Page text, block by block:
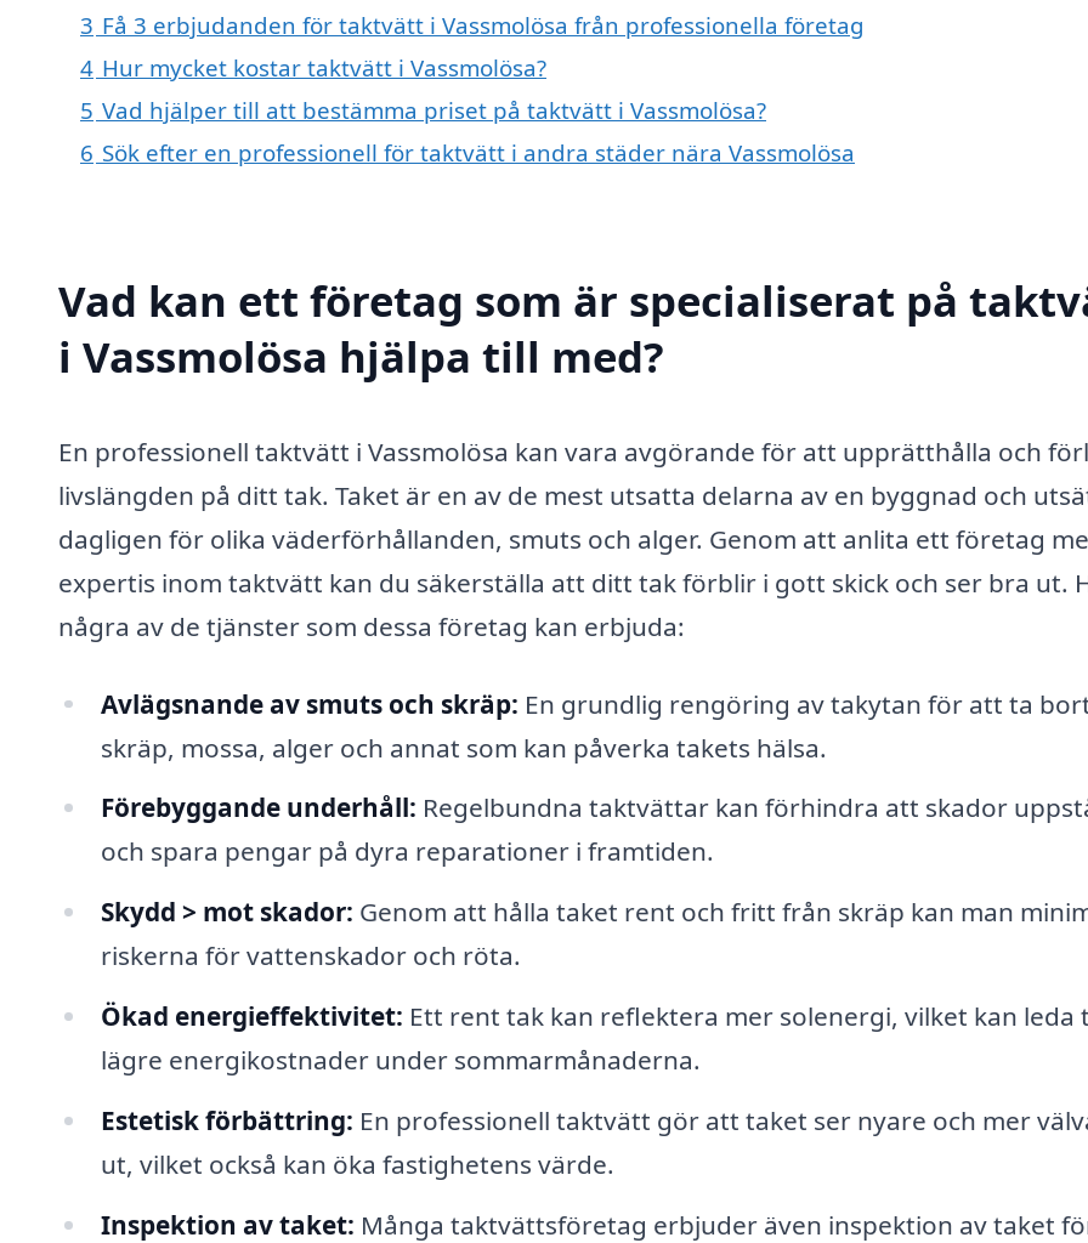
3 Få 3 erbjudanden för taktvätt i Vassmolösa från professionella företag
4 Hur mycket kostar taktvätt i Vassmolösa?
5 Vad hjälper till att bestämma priset på taktvätt i Vassmolösa?
6 Sök efter en professionell för taktvätt i andra städer nära Vassmolösa
Vad kan ett företag som är specialiserat på
i Vassmolösa hjälpa till med?
En professionell taktvätt i Vassmolösa kan vara avgörande för att upprätthålla och
livslängden på ditt tak. Taket är en av de mest utsatta delarna av en byggnad och
dagligen för olika väderförhållanden, smuts och alger. Genom att anlita ett företag
expertis inom taktvätt kan du säkerställa att ditt tak förblir i gott skick och ser bra ut.
några av de tjänster som dessa företag kan erbjuda:
Avlägsnande av smuts och skräp: En grundlig rengöring av takytan för att ta
skräp, mossa, alger och annat som kan påverka takets hälsa.
Förebyggande underhåll: Regelbundna taktvättar kan förhindra att skador
och spara pengar på dyra reparationer i framtiden.
Skydd > mot skador: Genom att hålla taket rent och fritt från skräp kan man
riskerna för vattenskador och röta.
Ökad energieffektivitet: Ett rent tak kan reflektera mer solenergi, vilket kan leda
lägre energikostnader under sommarmånaderna.
Estetisk förbättring: En professionell taktvätt gör att taket ser nyare och mer
ut, vilket också kan öka fastighetens värde.
Inspektion av taket: Många taktvättsföretag erbjuder även inspektion av taket